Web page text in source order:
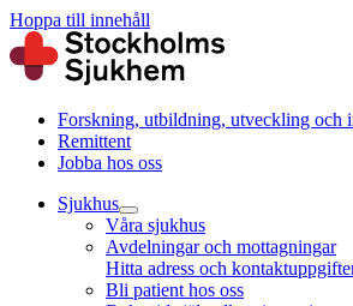
Hoppa till innehåll
Forskning, utbildning, utveckling och
Remittent
Jobba hos oss
Sjukhus
Våra sjukhus
Avdelningar och mottagningar
Hitta adress och
Bli patient hos oss